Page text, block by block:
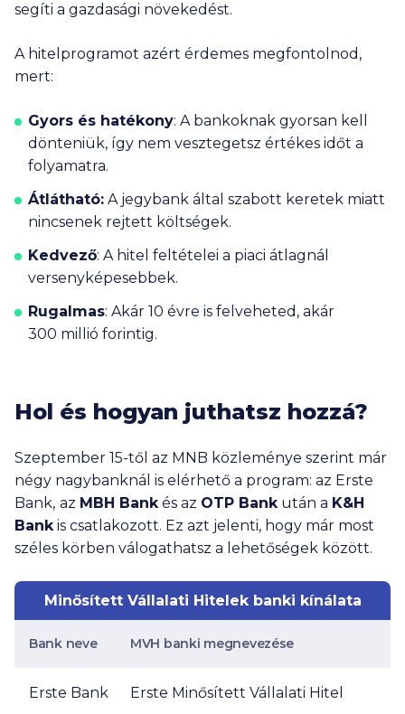
segíti a gazdasági növekedést.
A hitelprogramot azért érdemes megfontolnod,
mert:
Gyors és hatékony: A bankoknak gyorsan kell
dönteniük, így nem vesztegetsz értékes időt a
folyamatra.
Átlátható: A jegybank által szabott keretek miatt
nincsenek rejtett költségek.
Kedvező: A hitel feltételei a piaci átlagnál
versenyképesebbek.
Rugalmas: Akár 10 évre is felveheted, akár
300 millió forintig.
Hol és hogyan juthatsz hozzá?
Szeptember 15-től az MNB közleménye szerint már
négy nagybanknál is elérhető a program: az Erste
Bank, az MBH Bankés az OTP Bankután a K&H
Bankis csatlakozott. Ez azt jelenti, hogy már most
széles körben válogathatsz a lehetőségek között.
Minősített Vállalati Hitelek banki kínálata
Bank neve MVH banki megnevezése
Erste Bank Erste Minősített Vállalati Hitel